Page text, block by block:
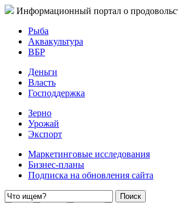
Информационный портал о
Рыба
Аквакультура
ВБР
Деньги
Власть
Господдержка
Зерно
Урожай
Экспорт
Маркетинговые исследования
Бизнес-планы
Подписка на обновления сайта